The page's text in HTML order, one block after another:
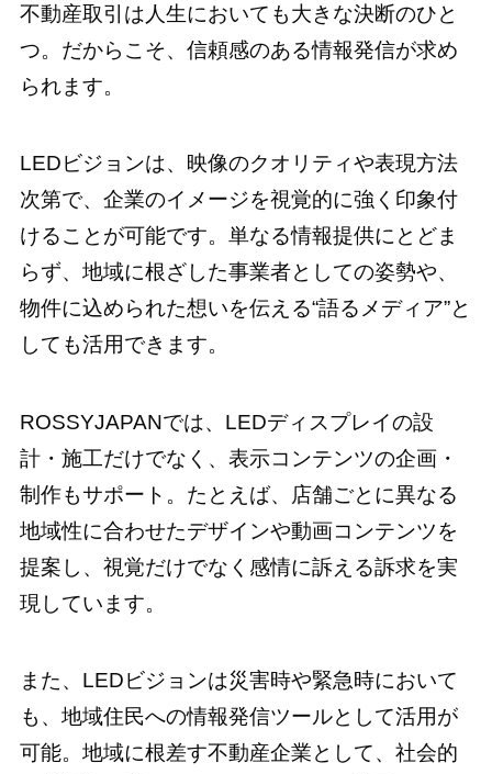
不動産取引は人生においても大きな決断のひと
つ。だからこそ、信頼感のある情報発信が求め
られます。
LEDビジョンは、映像のクオリティや表現方法
次第で、企業のイメージを視覚的に強く印象付
けることが可能です。単なる情報提供にとどま
らず、地域に根ざした事業者としての姿勢や、
物件に込められた想いを伝える“語るメディア”と
しても活用できます。
ROSSYJAPANでは、LEDディスプレイの設
計・施工だけでなく、表示コンテンツの企画・
制作もサポート。たとえば、店舗ごとに異なる
地域性に合わせたデザインや動画コンテンツを
提案し、視覚だけでなく感情に訴える訴求を実
現しています。
また、LEDビジョンは災害時や緊急時において
も、地域住民への情報発信ツールとして活用が
可能。地域に根差す不動産企業として、社会的